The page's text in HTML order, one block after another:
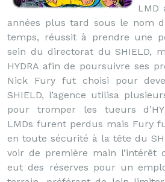
LMD
années plus tard sous le nom
temps, réussit à prendre une
sein du directorat du SHIELD,
HYDRA afin de poursuivre ses
Nick Fury fut choisi pour
SHIELD, l’agence utilisa
pour tromper les tueurs
LMDs furent perdus mais Fury
en toute sécurité à la tête du
voir de première main l’intérêt
eut des réserves pour un